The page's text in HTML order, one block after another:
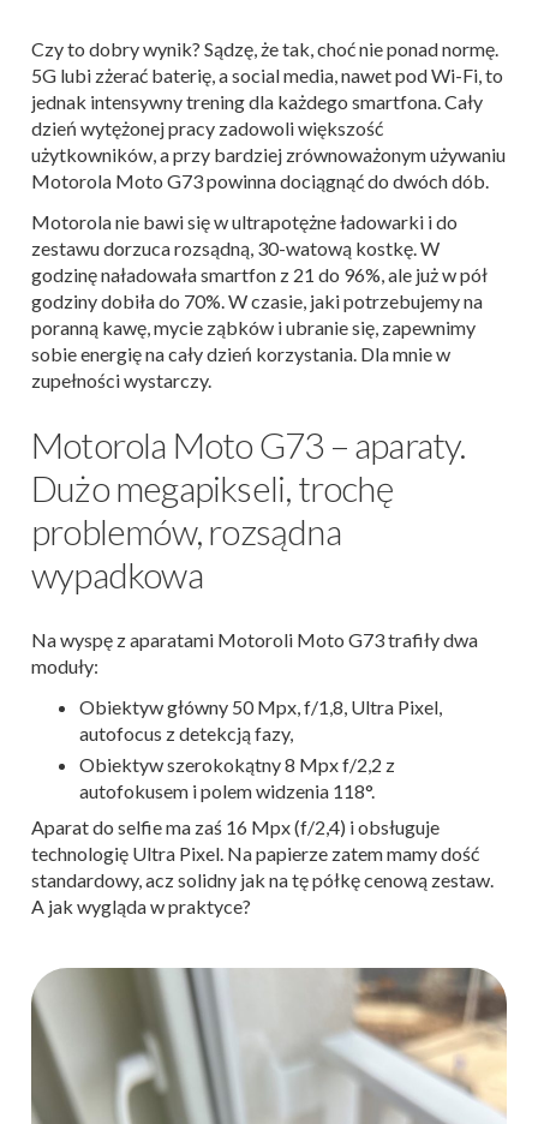
Czy to dobry wynik? Sądzę, że tak, choć nie ponad normę.
5G lubi zżerać baterię, a social media, nawet pod Wi-Fi, to
jednak intensywny trening dla każdego smartfona. Cały
dzień wytężonej pracy zadowoli większość
użytkowników, a przy bardziej zrównoważonym używaniu
Motorola Moto G73 powinna dociągnąć do dwóch dób.
Motorola nie bawi się w ultrapotężne ładowarki i do
zestawu dorzuca rozsądną, 30-watową kostkę. W
godzinę naładowała smartfon z 21 do 96%, ale już w pół
godziny dobiła do 70%. W czasie, jaki potrzebujemy na
poranną kawę, mycie ząbków i ubranie się, zapewnimy
sobie energię na cały dzień korzystania. Dla mnie w
zupełności wystarczy.
Motorola Moto G73 – aparaty.
Dużo megapikseli, trochę
problemów, rozsądna
wypadkowa
Na wyspę z aparatami Motoroli Moto G73 trafiły dwa
moduły:
Obiektyw główny 50 Mpx, f/1,8, Ultra Pixel,
autofocus z detekcją fazy,
Obiektyw szerokokątny 8 Mpx f/2,2 z
autofokusem i polem widzenia 118°.
Aparat do selfie ma zaś 16 Mpx (f/2,4) i obsługuje
technologię Ultra Pixel. Na papierze zatem mamy dość
standardowy, acz solidny jak na tę półkę cenową zestaw.
A jak wygląda w praktyce?